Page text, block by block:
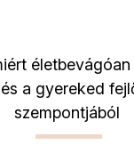
a gyereked
szempontjából